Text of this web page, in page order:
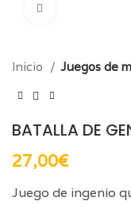
Inicio Juegos de
BATALLA DE
27,00€
Juego de ingenio